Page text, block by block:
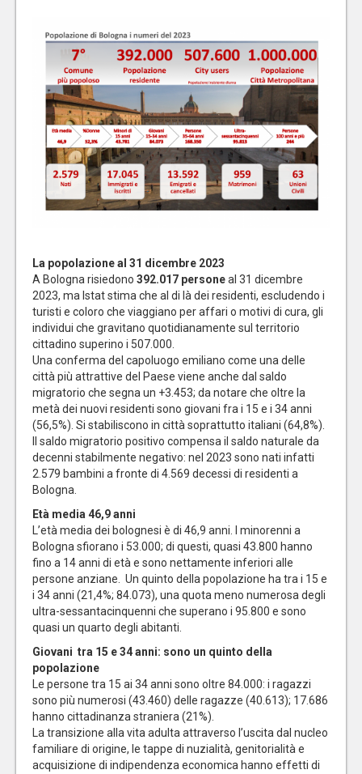
La popolazione al 31 dicembre 2023
A Bologna risiedono 392.017 personeal 31 dicembre
2023, ma Istat stima che al di là dei residenti, escludendo i
turisti e coloro che viaggiano per affari o motivi di cura, gli
individui che gravitano quotidianamente sul territorio
cittadino superino i 507.000.
Una conferma del capoluogo emiliano come una delle
città più attrattive del Paese viene anche dal saldo
migratorio che segna un +3.453; da notare che oltre la
metà dei nuovi residenti sono giovani fra i 15 e i 34 anni
(56,5%). Si stabiliscono in città soprattutto italiani (64,8%).
Il saldo migratorio positivo compensa il saldo naturale da
decenni stabilmente negativo: nel 2023 sono nati infatti
2.579 bambini a fronte di 4.569 decessi di residenti a
Bologna.
Età media 46,9 anni
L’età media dei bolognesi è di 46,9 anni. I minorenni a
Bologna sfiorano i 53.000; di questi, quasi 43.800 hanno
fino a 14 anni di età e sono nettamente inferiori alle
persone anziane. Un quinto della popolazione ha tra i 15 e
i 34 anni (21,4%; 84.073), una quota meno numerosa degli
ultra-sessantacinquenni che superano i 95.800 e sono
quasi un quarto degli abitanti.
Giovani tra 15 e 34 anni: sono un quinto della
popolazione
Le persone tra 15 ai 34 anni sono oltre 84.000: i ragazzi
sono più numerosi (43.460) delle ragazze (40.613); 17.686
hanno cittadinanza straniera (21%).
La transizione alla vita adulta attraverso l’uscita dal nucleo
familiare di origine, le tappe di nuzialità, genitorialità e
acquisizione di indipendenza economica hanno effetti di